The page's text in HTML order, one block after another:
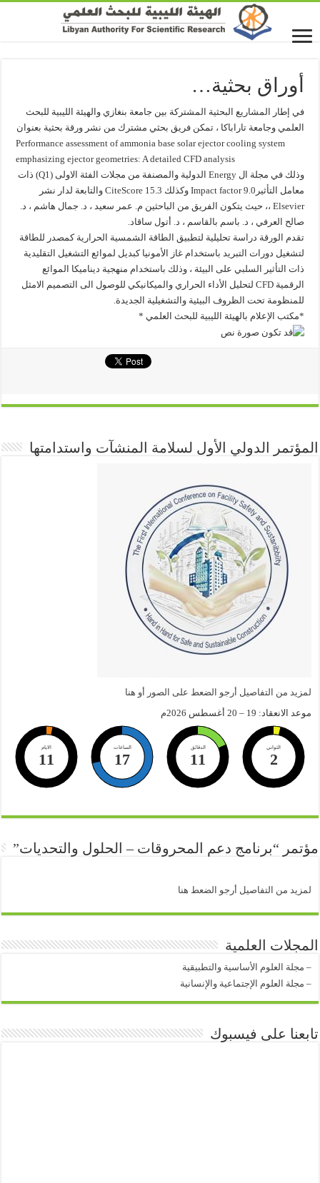
أوراق بحثية…
في إطار المشاريع البحثية المشتركة بين جامعة بنغازي والهيئة الليبية للبحث
العلمي وجامعة تاراباكا ، تمكن فريق بحثي مشترك من نشر ورقة بحثية بعنوان
Performance assessment of ammonia base solar ejector cooling system
emphasizing ejector geometries: A detailed CFD analysis
وذلك في مجلة ال Energy الدولية والمصنفة من مجلات الفئة الاولى (Q1) ذات
معامل التأثيرImpact factor 9.0 وكذلك CiteScore 15.3 والتابعة لدار نشر
Elsevier ،، حيث يتكون الفريق من الباحثين م. عمر سعيد ، د. جمال هاشم ، د.
صالح العرفي ، د. باسم بالقاسم ، د. أتول ساقاد.
تقدم الورقة دراسة تحليلية لتطبيق الطاقة الشمسية الحرارية كمصدر للطاقة
لتشغيل دورات التبريد باستخدام غاز الأمونيا كبديل لموائع التشغيل التقليدية
ذات التأثير السلبي على البيئة ، وذلك باستخدام منهجية ديناميكا الموائع
الرقمية CFD لتحليل الأداء الحراري والميكانيكي للوصول الى التصميم الامثل
للمنظومة تحت الظروف البيئية والتشغيلية الجديدة.
*مكتب الإعلام بالهيئة الليبية للبحث العلمي *
المؤتمر الدولي الأول لسلامة المنشآت واستدامتها
لمزيد من التفاصيل أرجو الضعط على الصور أو هنا
موعد الانعقاد: 19 – 20 أغسطس 2026م
الايام
11
الساعات
17
الدقائق
11
الثواني
1
مؤتمر “برنامج دعم المحروقات – الحلول والتحديات”
لمزيد من التفاصيل أرجو الضعط هنا
المجلات العلمية
– مجلة العلوم الأساسية والتطبيقية
– مجلة العلوم الإجتماعية والإنسانية
تابعنا على فيسبوك